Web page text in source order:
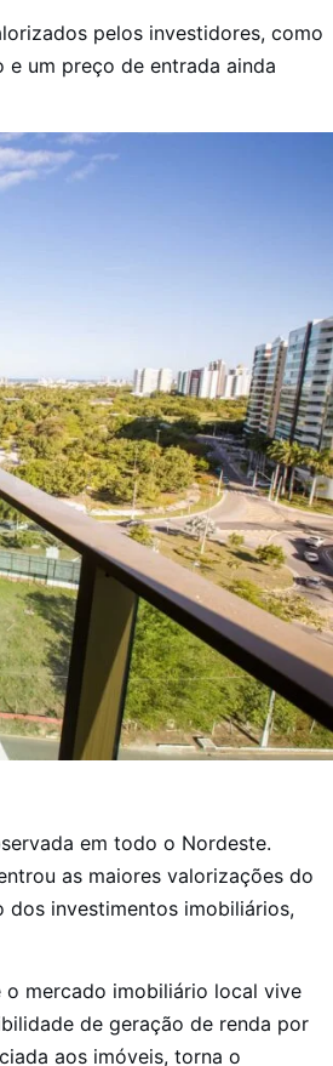
pelos investidores, como
um preço de entrada ainda
em todo o Nordeste.
as maiores valorizações do
dos investimentos imobiliários,
o mercado imobiliário local vive
de geração de renda por
aos imóveis, torna o